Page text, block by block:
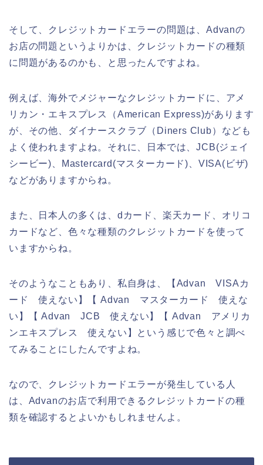
そして、クレジットカードエラーの問題は、Advanの
お店の問題というよりかは、クレジットカードの種類
に問題があるのかも、と思ったんですよね。
例えば、海外でメジャーなクレジットカードに、アメ
リカン・エキスプレス（American Express)があります
が、その他、ダイナースクラブ（Diners Club）なども
よく使われますよね。それに、日本では、JCB(ジェイ
シービー)、Mastercard(マスターカード)、VISA(ビザ)
などがありますからね。
また、日本人の多くは、dカード、楽天カード、オリコ
カードなど、色々な種類のクレジットカードを使って
いますからね。
そのようなこともあり、私自身は、【Advan VISAカ
ード 使えない】【 Advan マスターカード 使えな
い】【 Advan JCB 使えない】【 Advan アメリカ
ンエキスプレス 使えない】という感じで色々と調べ
てみることにしたんですよね。
なので、クレジットカードエラーが発生している人
は、Advanのお店で利用できるクレジットカードの種
類を確認するとよいかもしれませんよ。